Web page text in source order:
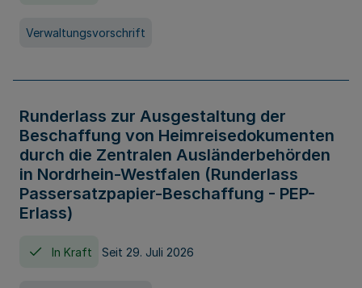
Verwaltungsvorschrift
Runderlass zur Ausgestaltung der
Beschaffung von Heimreisedokumenten
durch die Zentralen Ausländerbehörden
in Nordrhein-Westfalen (Runderlass
Passersatzpapier-Beschaffung - PEP-
Erlass)
In Kraft Seit 29. Juli 2026